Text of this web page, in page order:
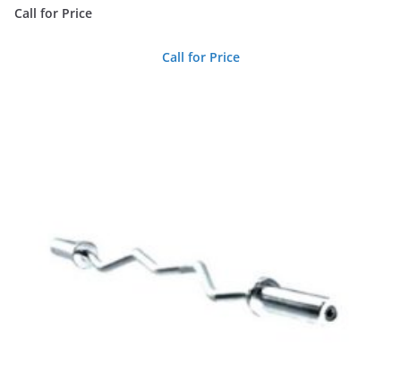
Call for Price
Call for Price